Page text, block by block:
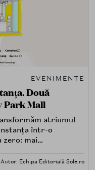
EVENIMENTE
Două
Park Mall
atriumul
într-o
zero: mai
produse — testând,
Autor: Echipa Editorială Sole.ro